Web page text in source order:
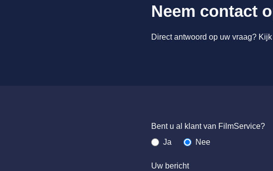
Neem contact
Direct antwoord op uw vraag?
Bent u al klant van FilmService?
Ja
Nee
Uw bericht